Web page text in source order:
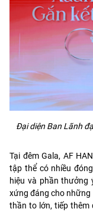
Đại diện Ban Lãnh
Tại đêm Gala, AF
tập thể có nhiều
hiệu và phần thưởng
xứng đáng cho những
thần to lớn, tiếp thêm